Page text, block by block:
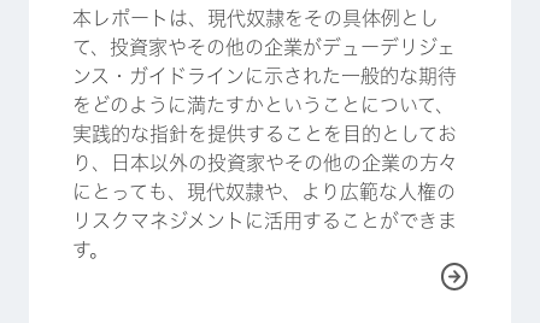
本レポートは、現代奴隷をその具体例とし
て、投資家やその他の企業がデューデリジェ
ンス・ガイドラインに示された一般的な期待
をどのように満たすかということについて、
実践的な指針を提供することを目的としてお
り、日本以外の投資家やその他の企業の方々
にとっても、現代奴隷や、より広範な人権の
リスクマネジメントに活用することができま
す。
詳しく